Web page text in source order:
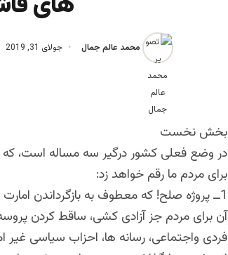
محمد عالم جمال جولای 31, 2019
بخش نخست
در وضع فعلی کشور درگیر سه مساله است، که
برای مردم ما رقم خواهد زد:
1ــ پروژه صلح! که معطوف به بازگرداندن
آن برای مردم جز آزادی کشی، ساقط کردن
فردی واجتماعی، رسانه ها، احزاب سیاسی غیر